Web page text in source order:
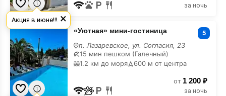
за ночь
«Уютная»
гостиница
в
горах
«Уютная» мини-гостиница 5
п. Лазаревское, ул. Согласия, 23
15 мин пешком (Галечный)
1.2 км до моря
600 м от центра
от 1 200 ₽
за ночь
×
Акция в июне!!!